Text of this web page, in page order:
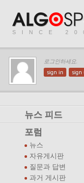
SINCE
로그인하세요.
sign in sign
뉴스 피드
포럼
뉴스
자유게시판
질문과 답변
과거 게시판